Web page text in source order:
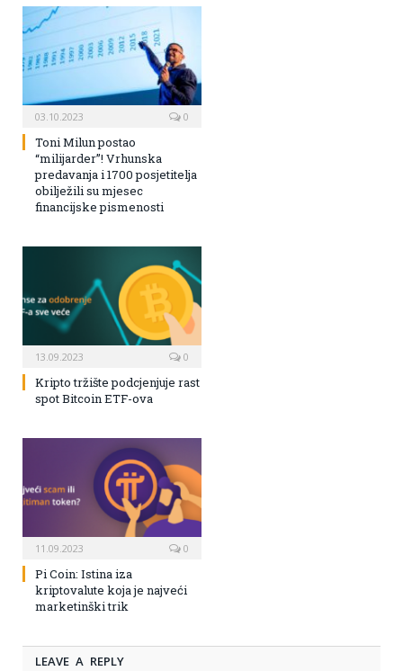
03.10.2023 0
Toni Milun postao
“milijarder”! Vrhunska
predavanja i 1700 posjetitelja
obilježili su mjesec
financijske pismenosti
13.09.2023 0
Kripto tržište podcjenjuje rast
spot Bitcoin ETF-ova
11.09.2023 0
Pi Coin: Istina iza
kriptovalute koja je najveći
marketinški trik
LEAVE A REPLY